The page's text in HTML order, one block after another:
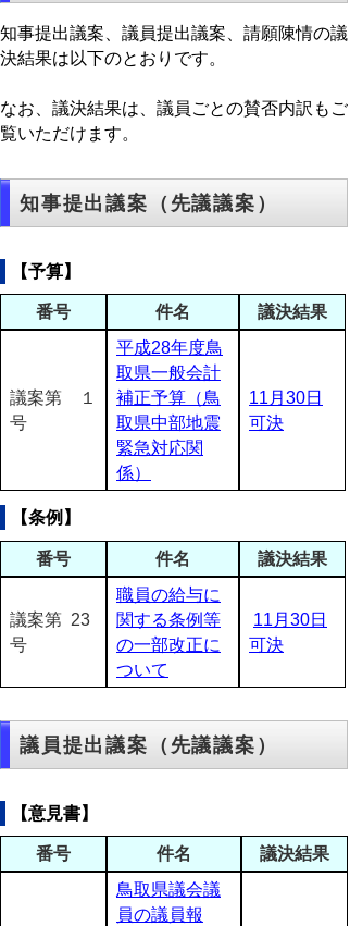
知事提出議案、議員提出議案、請願陳情の議
決結果は以下のとおりです。
なお、議決結果は、議員ごとの賛否内訳もご
覧いただけます。
知事提出議案（先議議案）
【予算】
番号 件名 議決結果
議案第 １
号
平成28年度鳥
取県一般会計
補正予算（鳥
取県中部地震
緊急対応関
係）
11月30日
可決
【条例】
番号 件名 議決結果
議案第 23
号
職員の給与に
関する条例等
の一部改正に
ついて
11月30日
可決
議員提出議案（先議議案）
【意見書】
番号 件名 議決結果
鳥取県議会議
員の議員報